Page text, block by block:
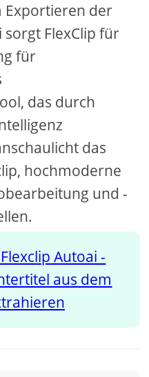
Exportieren der
sorgt FlexClip für
für
das durch
das
hochmoderne
und -
Autoai -
aus dem